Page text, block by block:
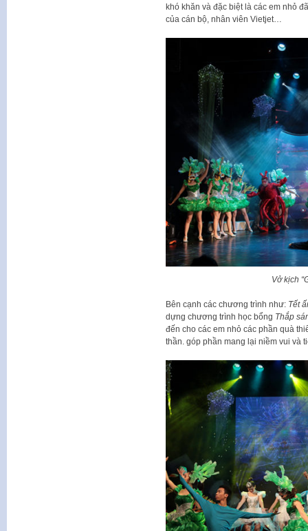
khó khăn và đặc biệt là các em nhỏ
của cán bộ, nhân viên Vietjet…
Vở kịch
Bên cạnh các chương trình như: Tết
dựng chương trình học bổng Thắp
đến cho các em nhỏ các phần quà
thần. góp phần mang lại niềm vui và